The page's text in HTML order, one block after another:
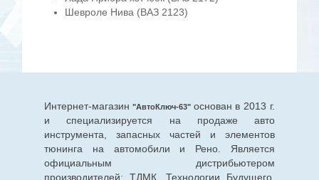
Шевроле Нива (ВАЗ 2123)
Интернет-магазин "АвтоКлюч-63" основан в 2013 г.
и специализируется на продаже авто
инструмента, запасных частей и элементов
тюнинга на автомобили и Рено. Является
официальным дистрибьютером
производителей: ТДМК, Технологии Будущего,